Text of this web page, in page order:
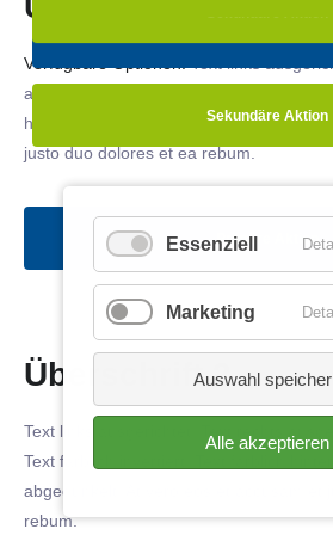
Sekundäre Aktion
Verfügbare Optionen:
ausgerichtet, Text zentriert, Text farblich
hinterlegt, Hintergrund abgedunkelt. At
justo duo dolores et ea rebum.
Primäre Aktion
Überschrift 2
Text links ausgerichtet, Text rechts
Text farblich invertiert, Text farblich
abgedunkelt
. At vero eos et accusam
rebum.
Essenziell
Marketing
Auswahl
Alle akzeptieren